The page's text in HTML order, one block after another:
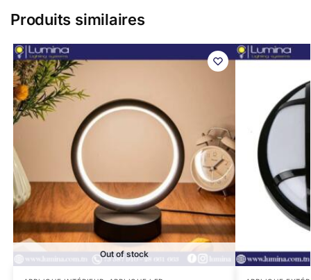
Produits similaires
Out of stock